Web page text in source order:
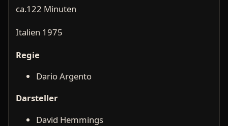
ca.122 Minuten
Italien 1975
Regie
Dario Argento
Darsteller
David Hemmings